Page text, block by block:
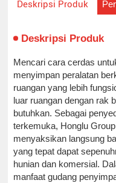
Deskripsi Produk
Deskripsi Produk
Mencari cara cerdas
menyimpan peralatan
ruangan yang lebih
luar ruangan dengan rak
butuhkan. Sebagai
terkemuka, Honglu
menyaksikan langsung
yang tepat dapat
hunian dan komersial.
manfaat gudang